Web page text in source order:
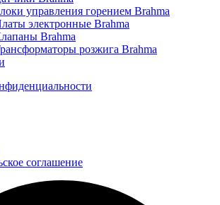
управления горением Brahma
электронные Brahma
Brahma
розжига Brahma
соглашение